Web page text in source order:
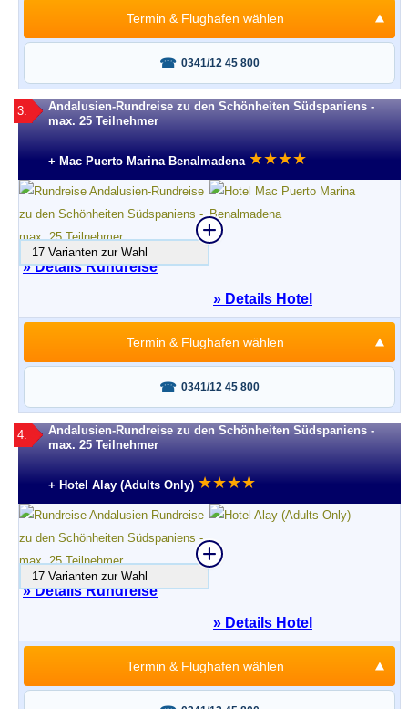
0341/12 45 800
Termin & Flughafen wählen
3.
Andalusien-Rundreise zu den Schönheiten Südspaniens -
max. 25 Teilnehmer
+ Mac Puerto Marina Benalmadena ★★★★
» Details Rundreise
17 Varianten zur Wahl
» Details Hotel
0341/12 45 800
Termin & Flughafen wählen
4.
Andalusien-Rundreise zu den Schönheiten Südspaniens -
max. 25 Teilnehmer
+ Hotel Alay (Adults Only) ★★★★
» Details Rundreise
17 Varianten zur Wahl
» Details Hotel
Termin & Flughafen wählen